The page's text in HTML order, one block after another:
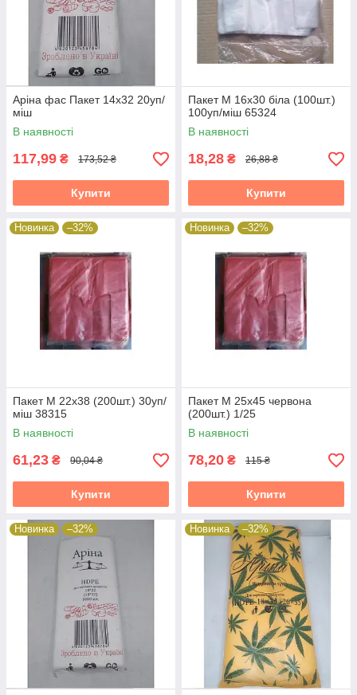
Аріна фас Пакет 14х32 20уп/
міш
В наявності
117,99 ₴ 173,52 ₴
Купити
Пакет М 16х30 біла (100шт.)
100уп/міш 65324
В наявності
18,28 ₴ 26,88 ₴
Купити
Новинка –32%
Пакет М 22х38 (200шт.) 30уп/
міш 38315
В наявності
61,23 ₴ 90,04 ₴
Купити
Новинка –32%
Пакет М 25х45 червона
(200шт.) 1/25
В наявності
78,20 ₴ 115 ₴
Купити
Новинка –32% Новинка –32%